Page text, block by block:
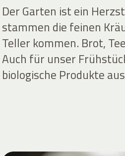
Der Garten ist ein
stammen die feinen
Teller kommen. Brot,
Auch für unser
biologische Produkte